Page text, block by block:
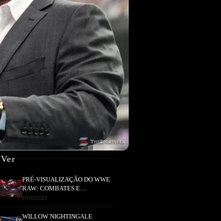
PRÉ-VISUALIZAÇÃO DO WWE
RAW: COMBATES E
SEGMENTOS A NÃO PERDER
27/07/2026
WILLOW NIGHTINGALE